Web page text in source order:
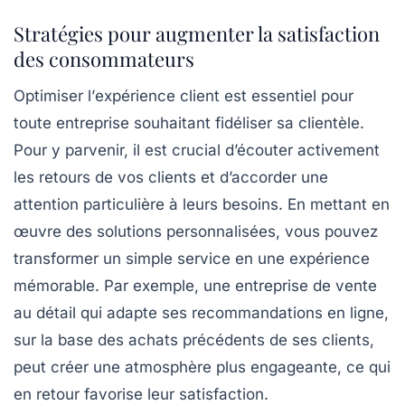
Stratégies pour augmenter la satisfaction
des consommateurs
Optimiser l’expérience client est essentiel pour
toute entreprise souhaitant fidéliser sa clientèle.
Pour y parvenir, il est crucial d’écouter activement
les retours de vos clients et d’accorder une
attention particulière à leurs besoins. En mettant en
œuvre des solutions personnalisées, vous pouvez
transformer un simple service en une expérience
mémorable. Par exemple, une entreprise de vente
au détail qui adapte ses recommandations en ligne,
sur la base des achats précédents de ses clients,
peut créer une atmosphère plus engageante, ce qui
en retour favorise leur satisfaction.